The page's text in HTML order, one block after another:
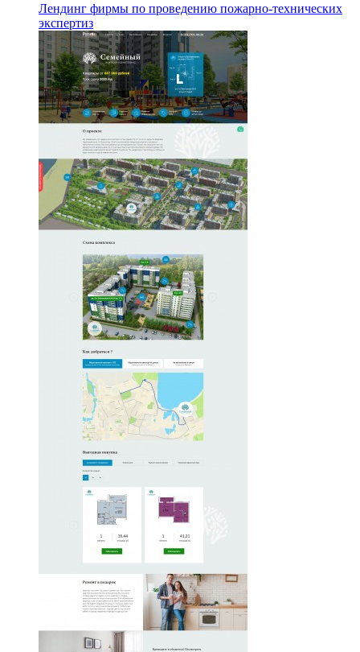
Лендинг фирмы по проведению пожарно-технических
экспертиз